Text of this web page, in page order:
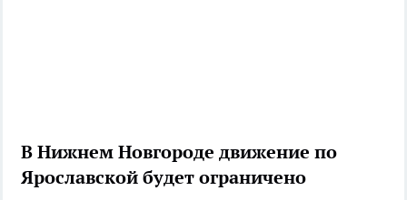
В Нижнем Новгороде движение по
Ярославской будет ограничено